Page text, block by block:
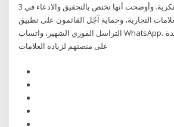
انتهاك حقوق الملكية الفكرية. وأوضحت أنها تختص بالتحقيق والادعاء في 3
التجارية، وحماية آجّل القائمون على تطبيق
التراسل الفوري الشهير، واتساب WhatsApp، طرحهم خصائص جديدة
على منصتهم لزيادة العلامات